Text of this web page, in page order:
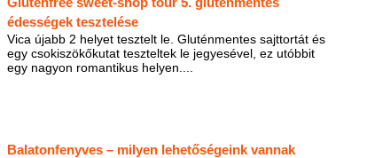
édességek tesztelése
Vica újabb 2 helyet tesztelt le. Gluténmentes sajttortát és
egy csokiszökőkutat teszteltek le jegyesével, ez utóbbit
egy nagyon romantikus helyen....
Balatonfenyves – milyen lehetőségeink vannak